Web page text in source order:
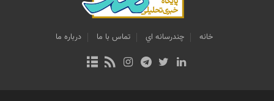
خانه چندرسانه اي تماس با ما درباره ما